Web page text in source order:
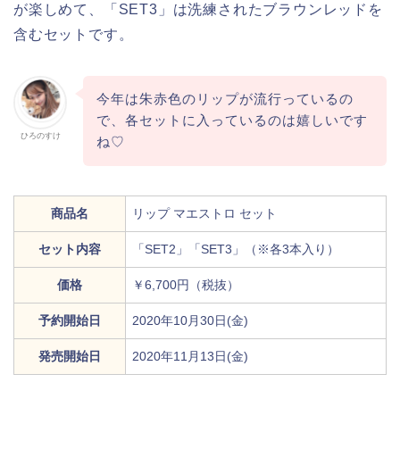
が楽しめて、「SET3」は洗練されたブラウンレッドを
含むセットです。
ひろのすけ
今年は朱赤色のリップが流行っているの
で、各セットに入っているのは嬉しいです
ね♡
商品名 リップ マエストロ セット
セット内容 「SET2」「SET3」（※各3本入り）
価格 ￥6,700円（税抜）
予約開始日 2020年10月30日(金)
発売開始日 2020年11月13日(金)